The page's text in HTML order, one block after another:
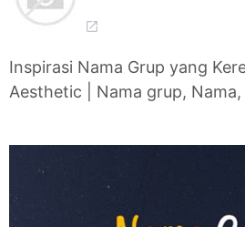
Inspirasi Nama Grup yang
Aesthetic | Nama grup,